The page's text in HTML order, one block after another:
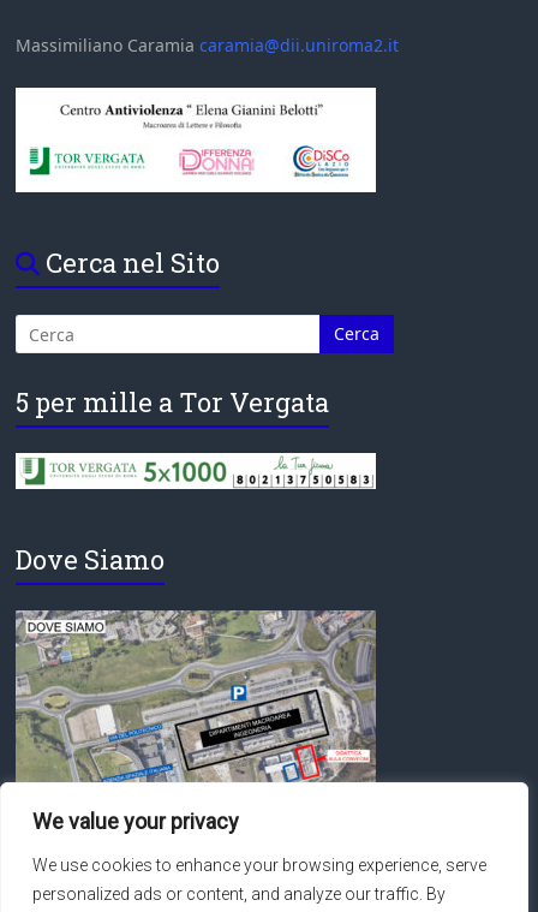
We value your privacy
We use cookies to enhance your browsing experience, serve
personalized ads or content, and analyze our traffic. By
Massimiliano Caramiacaramia@dii.uniroma2.it
Cerca nel Sito
5 per mille a Tor Vergata
Dove Siamo